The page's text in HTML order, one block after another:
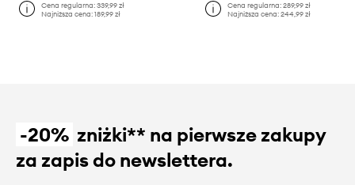
Cena regularna:339,99 zł
Najniższa cena:189,99 zł
Cena regularna: 289,99 zł
Najniższa cena: 244,99 zł
-20% zniżki** na pierwsze zakupy
za zapis do newslettera.